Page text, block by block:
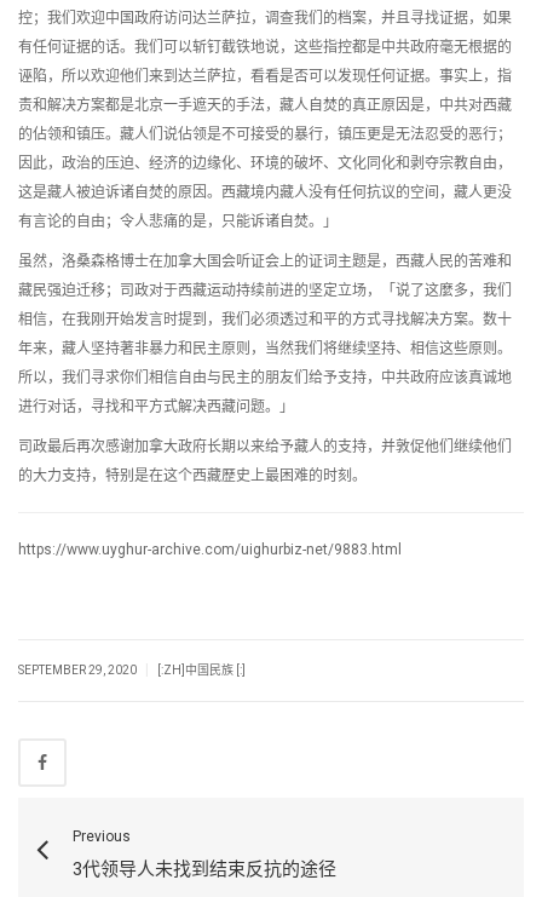
控；我们欢迎中国政府访问达兰萨拉，调查我们的档案，并且寻找证据，如果
有任何证据的话。我们可以斩钉截铁地说，这些指控都是中共政府毫无根据的
诬陷，所以欢迎他们来到达兰萨拉，看看是否可以发现任何证据。事实上，指
责和解决方案都是北京一手遮天的手法，藏人自焚的真正原因是，中共对西藏
的佔领和镇压。藏人们说佔领是不可接受的暴行，镇压更是无法忍受的恶行；
因此，政治的压迫、经济的边缘化、环境的破坏、文化同化和剥夺宗教自由，
这是藏人被迫诉诸自焚的原因。西藏境内藏人没有任何抗议的空间，藏人更没
有言论的自由；令人悲痛的是，只能诉诸自焚。」
虽然，洛桑森格博士在加拿大国会听证会上的证词主题是，西藏人民的苦难和
藏民强迫迁移；司政对于西藏运动持续前进的坚定立场，「说了这麼多，我们
相信，在我刚开始发言时提到，我们必须透过和平的方式寻找解决方案。数十
年来，藏人坚持著非暴力和民主原则，当然我们将继续坚持、相信这些原则。
所以，我们寻求你们相信自由与民主的朋友们给予支持，中共政府应该真诚地
进行对话，寻找和平方式解决西藏问题。」
司政最后再次感谢加拿大政府长期以来给予藏人的支持，并敦促他们继续他们
的大力支持，特别是在这个西藏歷史上最困难的时刻。
https://www.uyghur-archive.com/uighurbiz-net/9883.html
SEPTEMBER 29, 2020 [:ZH]中国民族 [:]
Previous
3代领导人未找到结束反抗的途径